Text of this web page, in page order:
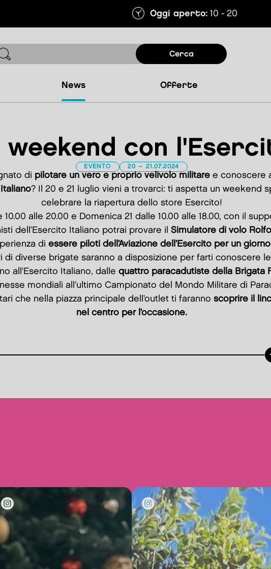
Oggi aperto:10 - 20
cerca
news offerte
weekend con
EVENTO 20 – 21.07.2024
di pilotare un vero e proprio velivolo militaree conoscere
? Il 20 e 21 luglio vieni a trovarci: ti aspetta un weekend
celebrare la riapertura dello store Esercito!
10.00 alle 20.00 e Domenica 21 dalle 10.00 alle 18.00, con il
dell’Esercito Italiano potrai provare il Simulatore di volo Rolfo
di essere piloti dell’Aviazione dell’Esercito per un
di diverse brigate saranno a disposizione per farti conoscere
all'Esercito Italiano, dalle quattro paracadutiste della Brigata
mondiali all’ultimo Campionato del Mondo Militare di
che nella piazza principale dell’outlet ti faranno scoprire il
nel centro per l’occasione.